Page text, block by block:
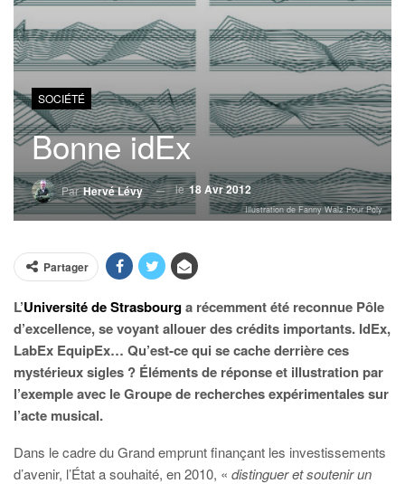
SOCIÉTÉ
Bonne idEx
ParHervé Lévy le18 Avr 2012
Illustration de Fanny Walz Pour Poly
Partager
L’Université de Strasbourga récemment été reconnue Pôle
d’excellence, se voyant allouer des crédits importants. IdEx,
LabEx EquipEx… Qu’est-ce qui se cache derrière ces
mystérieux sigles ? Éléments de réponse et illustration par
l’exemple avec le Groupe de recherches expérimentales sur
l’acte musical.
Dans le cadre du Grand emprunt finançant les investissements
d’avenir, l’État a souhaité, en 2010, « distinguer et soutenir un